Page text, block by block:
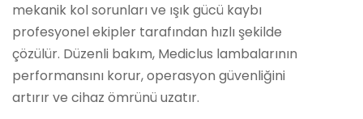
mekanik kol sorunları ve ışık gücü kaybı
profesyonel ekipler tarafından hızlı şekilde
çözülür. Düzenli bakım, Mediclus lambalarının
performansını korur, operasyon güvenliğini
artırır ve cihaz ömrünü uzatır.